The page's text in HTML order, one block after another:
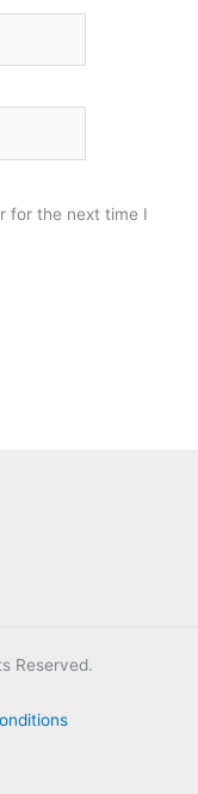
for the next time I
Reserved.